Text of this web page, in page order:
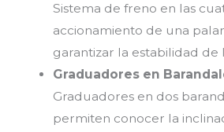
Sistema de freno en las
accionamiento de una
garantizar la estabilidad de
Graduadores en
Graduadores en dos
permiten conocer la